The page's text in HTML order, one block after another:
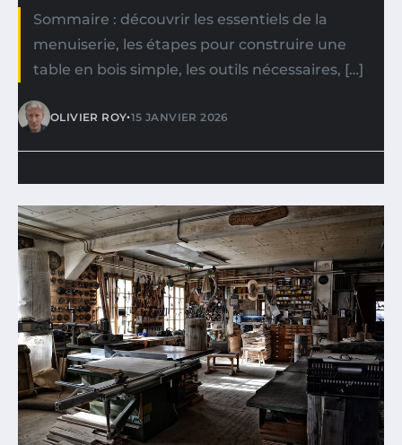
Sommaire : découvrir les essentiels de la
menuiserie, les étapes pour construire une
table en bois simple, les outils nécessaires, […]
OLIVIER ROY•15 JANVIER 2026